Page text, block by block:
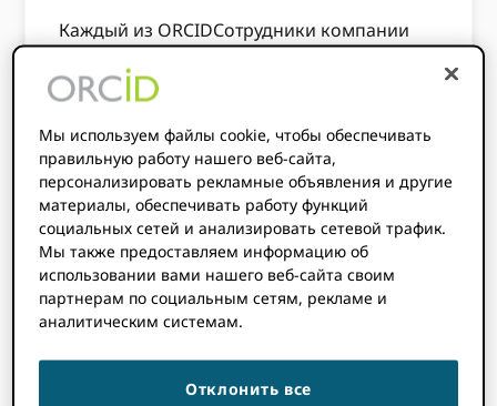
Каждый из ORCIDСотрудники компании
Мы верим в наши три основные ценности
и руководствуемся ими: ORCID стремится
быть:
включено:Мы принимаем решения
совместно, вовлекая наших
сотрудников, Правление, тех, кто
поддерживает нашу миссию, а также
исследователей и сообщество,
которые являются целью нашей
работы. Мы придерживаемся
глобального взгляда.
Мы используем файлы cookie, чтобы обеспечивать
правильную работу нашего веб-сайта,
персонализировать рекламные объявления и другие
материалы, обеспечивать работу функций
социальных сетей и анализировать сетевой трафик.
Мы также предоставляем информацию об
использовании вами нашего веб-сайта своим
партнерам по социальным сетям, рекламе и
аналитическим системам.
Отклонить все